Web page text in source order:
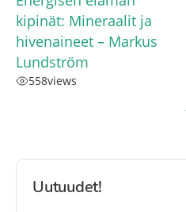
kipinät: Mineraalit ja
hivenaineet – Markus
Lundström
558views
Uutuudet!